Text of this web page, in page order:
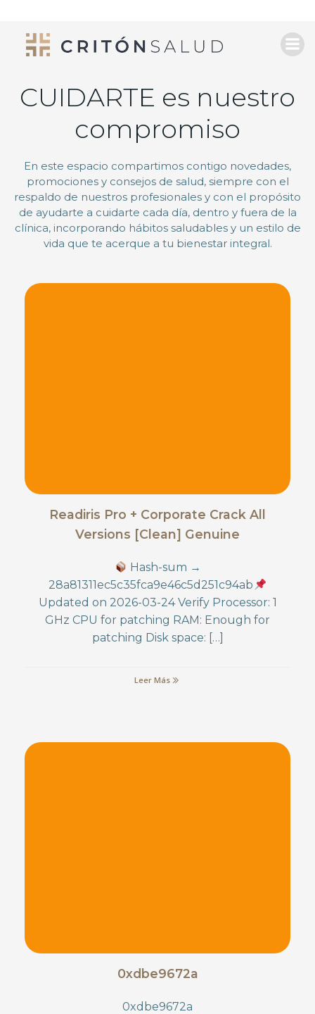
contenido
CUIDARTE es nuestro
compromiso
En este espacio compartimos contigo novedades,
promociones y consejos de salud, siempre con el
respaldo de nuestros profesionales y con el propósito
de ayudarte a cuidarte cada día, dentro y fuera de la
clínica, incorporando hábitos saludables y un estilo de
vida que te acerque a tu bienestar integral.
Readiris Pro + Corporate Crack All
Versions [Clean] Genuine
Hash-sum →
28a81311ec5c35fca9e46c5d251c94ab
Updated on 2026-03-24 Verify Processor: 1
GHz CPU for patching RAM: Enough for
patching Disk space: […]
Leer Más
0xdbe9672a
0xdbe9672a